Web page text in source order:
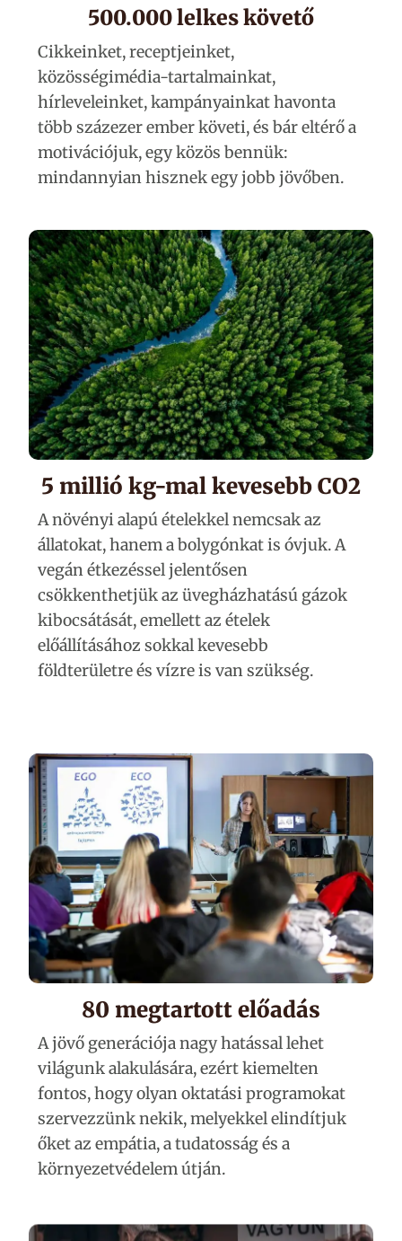
500.000 lelkes követő
Cikkeinket, receptjeinket,
közösségimédia-tartalmainkat,
hírleveleinket, kampányainkat havonta
több százezer ember követi, és bár eltérő a
motivációjuk, egy közös bennük:
mindannyian hisznek egy jobb jövőben.
5 millió kg-mal kevesebb CO2
A növényi alapú ételekkel nemcsak az
állatokat, hanem a bolygónkat is óvjuk. A
vegán étkezéssel jelentősen
csökkenthetjük az üvegházhatású gázok
kibocsátását, emellett az ételek
előállításához sokkal kevesebb
földterületre és vízre is van szükség.
80 megtartott előadás
A jövő generációja nagy hatással lehet
világunk alakulására, ezért kiemelten
fontos, hogy olyan oktatási programokat
szervezzünk nekik, melyekkel elindítjuk
őket az empátia, a tudatosság és a
környezetvédelem útján.